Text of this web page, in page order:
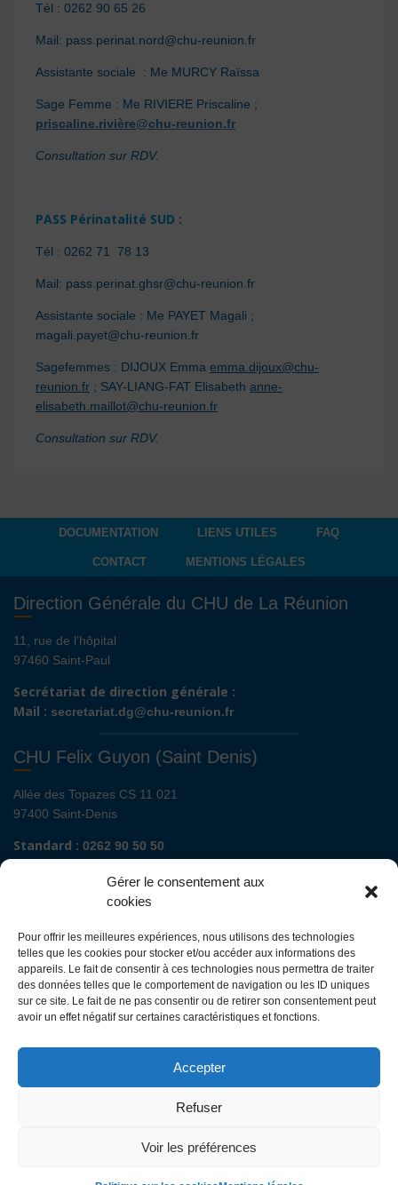
Gérer le consentement aux
cookies
Pour offrir les meilleures expériences, nous utilisons des technologies
telles que les cookies pour stocker et/ou accéder aux informations des
appareils. Le fait de consentir à ces technologies nous permettra de traiter
des données telles que le comportement de navigation ou les ID uniques
sur ce site. Le fait de ne pas consentir ou de retirer son consentement peut
avoir un effet négatif sur certaines caractéristiques et fonctions.
Accepter
Refuser
Voir les préférences
Tél : 0262 90 65 26
Mail: pass.perinat.nord@chu-reunion.fr
Assistante sociale : Me MURCY Raïssa
Sage Femme : Me RIVIERE Priscaline ;
priscaline.rivière@chu-reunion.fr
Consultation sur RDV.
PASS Périnatalité SUD :
Tél : 0262 71 78 13
Mail: pass.perinat.ghsr@chu-reunion.fr
Assistante sociale : Me PAYET Magali ;
magali.payet@chu-reunion.fr
Sagefemmes : DIJOUX Emma emma.dijoux@chu-
reunion.fr ; SAY-LIANG-FAT Elisabeth anne-
elisabeth.maillot@chu-reunion.fr
Consultation sur RDV.
DOCUMENTATION LIENS UTILES FAQ
CONTACT MENTIONS LÉGALES
Direction Générale du CHU de La Réunion
11, rue de l’hôpital
97460 Saint-Paul
Secrétariat de direction générale :
Mail : secretariat.dg@chu-reunion.fr
CHU Felix Guyon (Saint Denis)
Allée des Topazes CS 11 021
97400 Saint-Denis
Standard : 0262 90 50 50
Renseignements admissions :
Secrétariat de direction de site :
direction.fguyon@chu-reunion.fr
CHU de La Réunion sites Sud (Saint-Pierre
- St Joseph - Le Tampon - St Louis - Cilaos)
Avenue François Mitterrand
BP 350
97448 Saint-Pierre Cedex
Secrétariat de direction des sites :